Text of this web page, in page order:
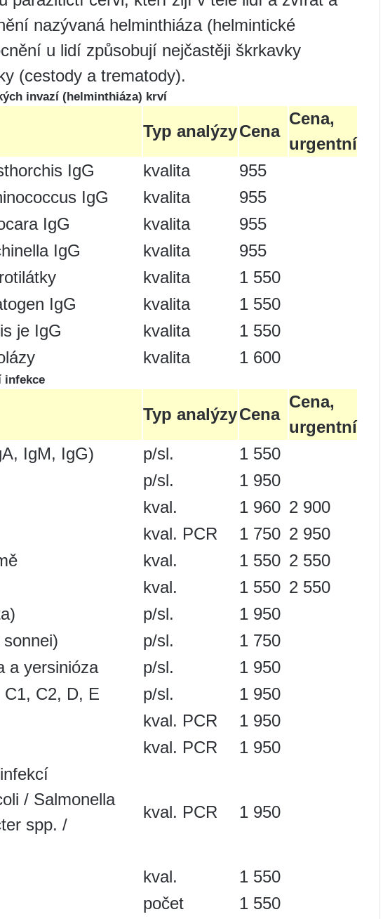
nazývaná helminthiáza (helmintické
u lidí způsobují nejčastěji škrkavky
(cestody a trematody).
invazí (helminthiáza) krví
Typ analýzyCena
Cena,
urgentní
IgG
kvalita
955
IgG
kvalita
955
IgG
kvalita
955
IgG
kvalita
955
kvalita
1 550
IgG
kvalita
1 550
je IgG
kvalita
1 550
kvalita 1 600
infekce
Typ analýzyCena
Cena,
urgentní
IgM, IgG)
p/sl.
1 550
p/sl.
1 950
kval. 1 960 2 900
kval. PCR 1 750 2 950
kval. 1 550 2 550
kval. 1 550 2 550
p/sl.
1 950
p/sl.
1 750
a yersinióza
p/sl.
1 950
C1, C2, D, E
p/sl.
1 950
kval. PCR
1 950
kval. PCR
1 950
/ Salmonella
spp. /
kval. PCR 1 950
kval.
1 550
počet
1 550